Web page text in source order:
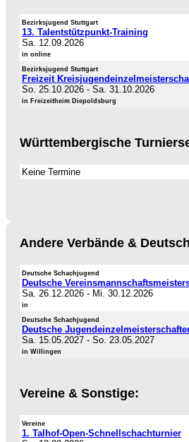
Bezirksjugend Stuttgart
13. Talentstützpunkt-Training
Sa. 12.09.2026
in online
Bezirksjugend Stuttgart
Freizeit
So. 25.10.2026 - Sa. 31.10.2026
in Freizeitheim Diepoldsburg
Württembergische
Keine Termine
Andere Verbände &
Deutsche Schachjugend
Deutsche
Sa. 26.12.2026 - Mi. 30.12.2026
in
Deutsche Schachjugend
Deutsche
Sa. 15.05.2027 - So. 23.05.2027
in Willingen
Vereine & Sonstige:
Vereine
1. Talhof-Open-Schnellschachturnier